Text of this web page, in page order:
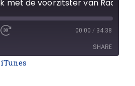
00:00 / 34:38
SHARE
iTunes